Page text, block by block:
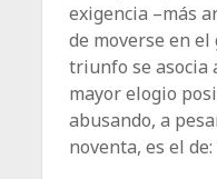
exigencia –más
de moverse en
triunfo se asocia
mayor elogio
abusando, a
noventa, es el de: